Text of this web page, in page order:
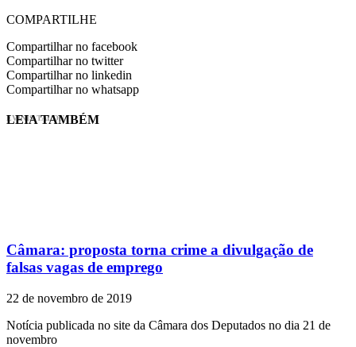
COMPARTILHE
Compartilhar no facebook
Compartilhar no twitter
Compartilhar no linkedin
Compartilhar no whatsapp
EVINIS TALON
LEIA TAMBÉM
Câmara: proposta torna crime a divulgação de
falsas vagas de emprego
22 de novembro de 2019
Notícia publicada no site da Câmara dos Deputados no dia 21 de
novembro